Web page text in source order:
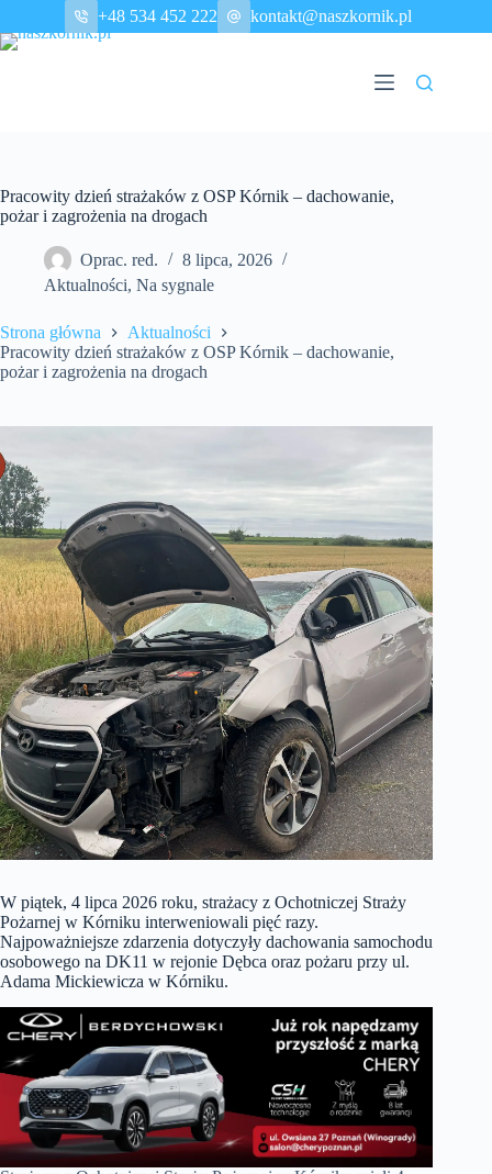
treści
+48 534 452 222 kontakt@naszkornik.pl
Pracowity dzień strażaków z OSP Kórnik – dachowanie,
pożar i zagrożenia na drogach
Oprac. red.
8 lipca, 2026
Aktualności, Na sygnale
Strona główna
Aktualności
Pracowity dzień strażaków z OSP Kórnik – dachowanie,
pożar i zagrożenia na drogach
W piątek, 4 lipca 2026 roku, strażacy z Ochotniczej Straży
Pożarnej w Kórniku interweniowali pięć razy.
Najpoważniejsze zdarzenia dotyczyły dachowania samochodu
osobowego na DK11 w rejonie Dębca oraz pożaru przy ul.
Adama Mickiewicza w Kórniku.